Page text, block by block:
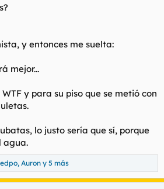
y entonces me suelta:
mejor...
y para su piso que se metió con
lo justo sería que sí, porque
agua.
, Auron y 5 más